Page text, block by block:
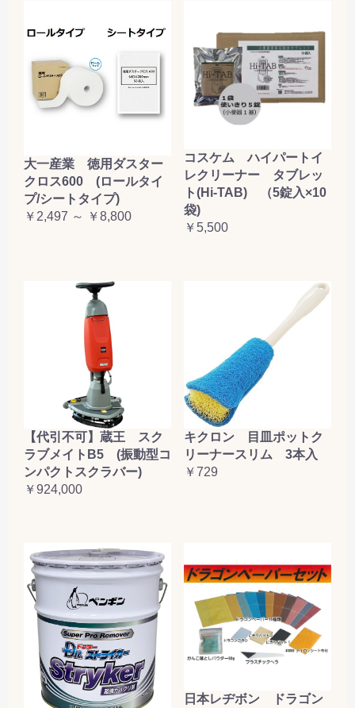
大一産業 徳用ダスター
クロス600 (ロールタイ
プ/シートタイプ)
￥2,497 ～ ￥8,800
コスケム ハイパートイ
レクリーナー タブレッ
ト(Hi-TAB) （5錠入×10
袋)
￥5,500
【代引不可】蔵王 スク
ラブメイトB5 (振動型コ
ンパクトスクラバー)
￥924,000
キクロン 目皿ポットク
リーナースリム 3本入
￥729
日本レヂボン ドラゴン